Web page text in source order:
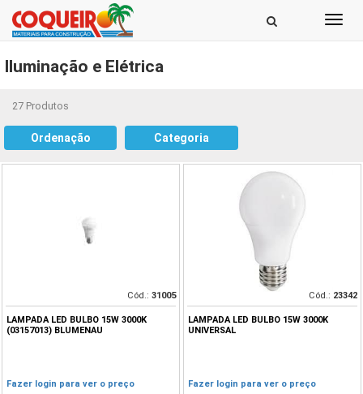
Iluminação e Elétrica
27 Produtos
Ordenação Categoria
Cód.: 31005
LAMPADA LED BULBO 15W 3000K
(03157013) BLUMENAU
Fazer login para ver o preço
Cód.: 23342
LAMPADA LED BULBO 15W 3000K
UNIVERSAL
Fazer login para ver o preço